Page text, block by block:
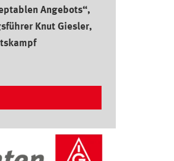
Angebots“,
Knut Giesler,